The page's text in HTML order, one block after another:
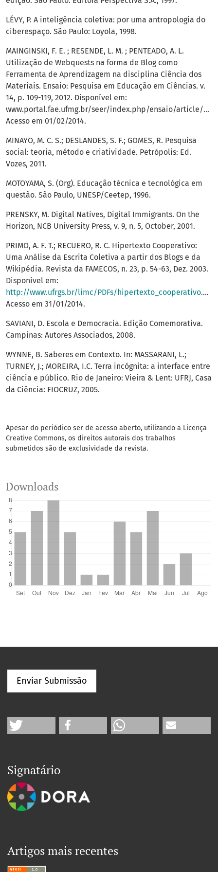
LÉVY, P. A inteligência coletiva: por uma antropologia do
ciberespaço. São Paulo: Loyola, 1998.
MAINGINSKI, F. E. ; RESENDE, L. M. ; PENTEADO, A. L.
Utilização de Webquests na forma de Blog como
Ferramenta de Aprendizagem na disciplina Ciência dos
Materiais. Ensaio: Pesquisa em Educação em Ciências. v.
14, p. 109-119, 2012. Disponível em:
www.portal.fae.ufmg.br/seer/index.php/ensaio/article/
Acesso em 01/02/2014.
MINAYO, M. C. S.; DESLANDES, S. F.; GOMES, R. Pesquisa
social: teoria, método e criatividade. Petrópolis: Ed.
Vozes, 2011.
MOTOYAMA, S. (Org). Educação técnica e tecnológica em
questão. São Paulo, UNESP/Ceetep, 1996.
PRENSKY, M. Digital Natives, Digital Immigrants. On the
Horizon, NCB University Press, v. 9, n. 5, October, 2001.
PRIMO, A. F. T.; RECUERO, R. C. Hipertexto Cooperativo:
Uma Análise da Escrita Coletiva a partir dos Blogs e da
Wikipédia. Revista da FAMECOS, n. 23, p. 54-63, Dez. 2003.
Disponível em:
http://www.ufrgs.br/limc/PDFs/hipertexto_cooperativo.pdf
Acesso em 31/01/2014.
SAVIANI, D. Escola e Democracia. Edição Comemorativa.
Campinas: Autores Associados, 2008.
WYNNE, B. Saberes em Contexto. In: MASSARANI, L.;
TURNEY, J.; MOREIRA, I.C. Terra incógnita: a interface entre
ciência e público. Rio de Janeiro: Vieira & Lent: UFRJ, Casa
da Ciência: FIOCRUZ, 2005.
Apesar do periódico ser de acesso aberto, utilizando a Licença
Creative Commons, os direitos autorais dos trabalhos
submetidos são de exclusividade da revista.
Downloads
Enviar Submissão
Signatário
Artigos mais recentes